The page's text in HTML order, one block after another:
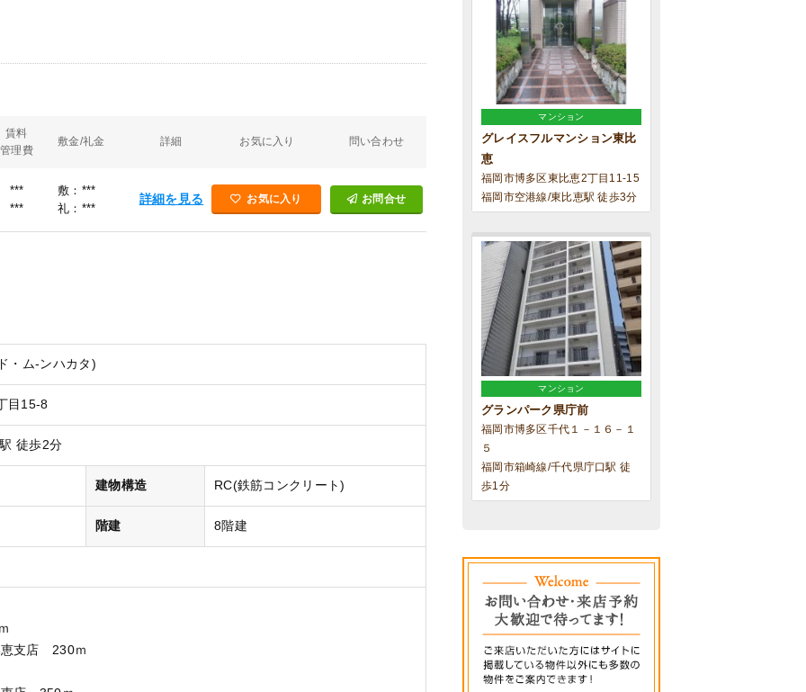
賃料
管理費
敷金/礼金 詳細 お気に入り 問い合わせ
***
***
敷：***
礼：***
詳細を見る お気に入り お問合せ
・ム-ンハカタ)
目15-8
徒歩2分
建物構造 RC(鉄筋コンクリート)
階建 8階建
恵支店 230ｍ
マンション
グレイスフルマンション東比
恵
福岡市博多区東比恵2丁目11-15
福岡市空港線/東比恵駅 徒歩3分
マンション
グランパーク県庁前
福岡市博多区千代１－１６－１
５
福岡市箱崎線/千代県庁口駅 徒
歩1分